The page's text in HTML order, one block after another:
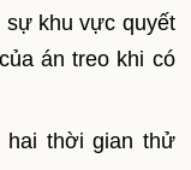
sự khu vực quyết
án treo khi có
hai thời gian thử